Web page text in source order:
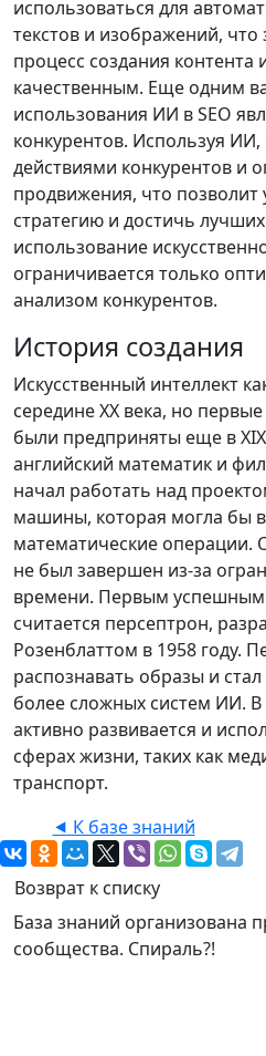
использоваться для
текстов и изображений,
процесс создания контента
качественным. Еще одним
использования ИИ в SEO
конкурентов. Используя
действиями конкурентов и
продвижения, что
стратегию и достичь
использование
ограничивается только
анализом конкурентов.
История создания
Искусственный интеллект
середине XX века, но
были предприняты еще в XIX
английский математик и
начал работать над
машины, которая могла бы
математические операции.
не был завершен из-за
времени. Первым
считается персептрон,
Розенблаттом в 1958 году.
распознавать образы и
более сложных систем ИИ.
активно развивается и
сферах жизни, таких как
транспорт.
⯇ К базе знаний
Возврат к списку
База знаний организована
сообщества. Спираль?!